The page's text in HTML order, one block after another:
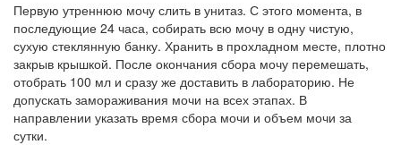
Первую утреннюю мочу слить в унитаз. С этого момента, в
последующие 24 часа, собирать всю мочу в одну чистую,
сухую стеклянную банку. Хранить в прохладном месте, плотно
закрыв крышкой. После окончания сбора мочу перемешать,
отобрать 100 мл и сразу же доставить в лабораторию. Не
допускать замораживания мочи на всех этапах. В
направлении указать время сбора мочи и объем мочи за
сутки.